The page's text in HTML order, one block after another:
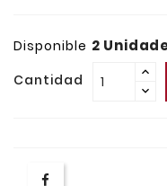
Disponible 2
Cantidad